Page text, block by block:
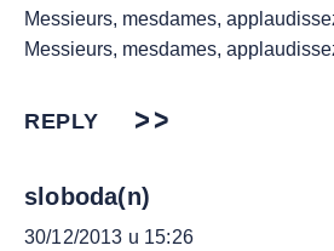
Messieurs, mesdames,
Messieurs, mesdames,
REPLY
sloboda(n)
30/12/2013 u 15:26